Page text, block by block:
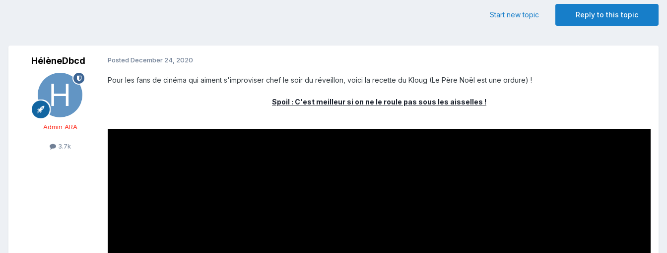
Reply to this topic
Start new topic
HélèneDbcd
Admin ARA
3.7k
Posted December 24, 2020
Pour les fans de cinéma qui aiment s'improviser chef le soir du réveillon, voici la recette du Kloug (Le Père Noël est une ordure) !
Spoil : C'est meilleur si on ne le roule pas sous les aisselles !